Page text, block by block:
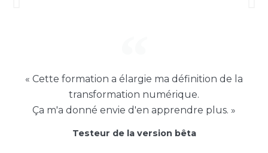
« Cette formation a élargie ma définition de la
transformation numérique.
Ça m'a donné envie d'en apprendre plus. »
Testeur de la version bêta